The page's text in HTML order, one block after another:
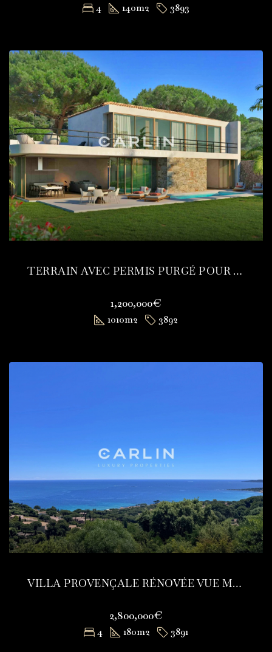
4 140m2 3893
TERRAIN AVEC PERMIS PURGÉ POUR VILLA APERÇU MER
1,200,000€
1010m2 3892
VILLA PROVENÇALE RÉNOVÉE VUE MER
2,800,000€
4 180m2 3891